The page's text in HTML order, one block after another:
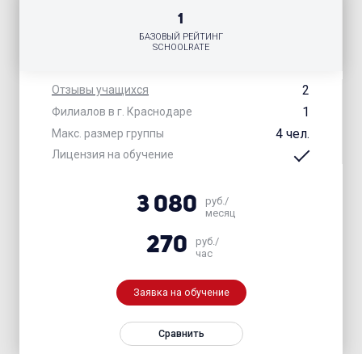
Отзывы учащихся 2
Филиалов в г. Краснодаре 1
Макс. размер группы 4 чел.
Лицензия на обучение
1
БАЗОВЫЙ РЕЙТИНГ
SCHOOLRATE
3 080
руб./
месяц
270
руб./
час
Заявка на обучение
Сравнить